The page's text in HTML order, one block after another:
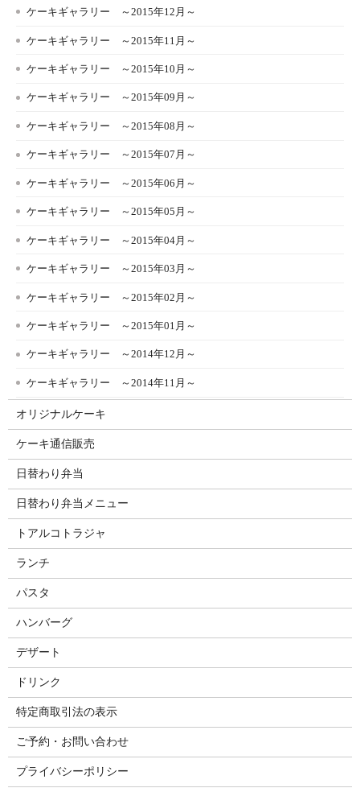
ケーキギャラリー ～2015年12月～
ケーキギャラリー ～2015年11月～
ケーキギャラリー ～2015年10月～
ケーキギャラリー ～2015年09月～
ケーキギャラリー ～2015年08月～
ケーキギャラリー ～2015年07月～
ケーキギャラリー ～2015年06月～
ケーキギャラリー ～2015年05月～
ケーキギャラリー ～2015年04月～
ケーキギャラリー ～2015年03月～
ケーキギャラリー ～2015年02月～
ケーキギャラリー ～2015年01月～
ケーキギャラリー ～2014年12月～
ケーキギャラリー ～2014年11月～
オリジナルケーキ
ケーキ通信販売
日替わり弁当
日替わり弁当メニュー
トアルコトラジャ
ランチ
パスタ
ハンバーグ
デザート
ドリンク
特定商取引法の表示
ご予約・お問い合わせ
プライバシーポリシー